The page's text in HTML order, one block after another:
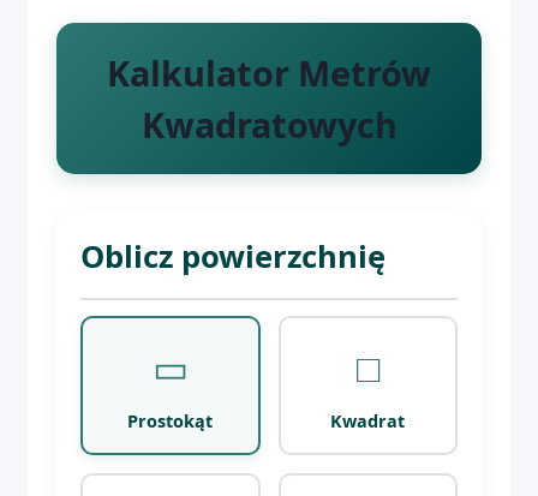
Kalkulator Metrów
Kwadratowych
Oblicz powierzchnię
▭
Prostokąt
□
Kwadrat